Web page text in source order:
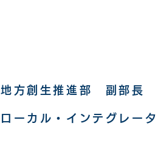
地方創生推進部 副部長
ローカル・インテグレー